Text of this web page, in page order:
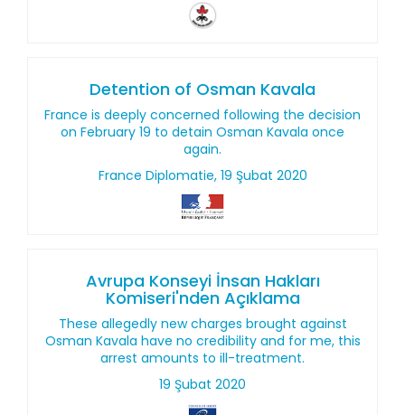
Detention of Osman Kavala
France is deeply concerned following the decision
on February 19 to detain Osman Kavala once
again.
France Diplomatie, 19 Şubat 2020
Avrupa Konseyi İnsan Hakları
Komiseri'nden Açıklama
These allegedly new charges brought against
Osman Kavala have no credibility and for me, this
arrest amounts to ill-treatment.
19 Şubat 2020